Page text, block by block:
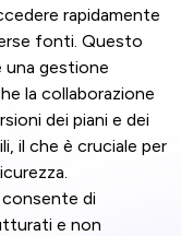
rapidamente
fonti. Questo
gestione
la collaborazione
dei piani e dei
il che è cruciale per
consente di
e non